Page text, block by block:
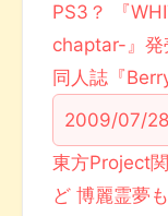
PS3？ 『
chaptar-』発
同人誌『
2009/07/28
東方Project
ど 博麗霊夢